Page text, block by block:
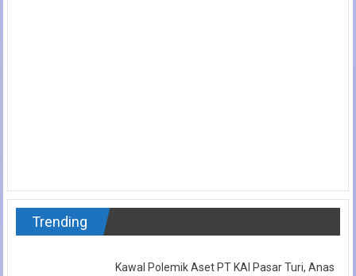
Trending
Kawal Polemik Aset PT KAI Pasar Turi, Anas